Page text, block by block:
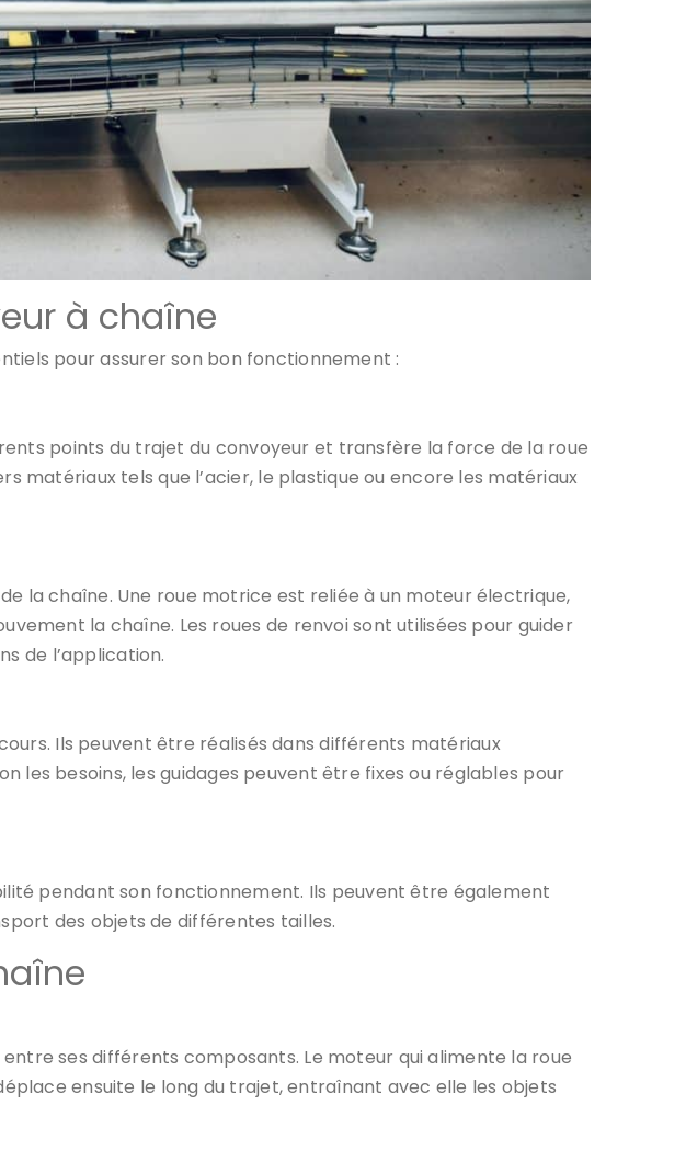
à chaîne
pour assurer son bon fonctionnement :
points du trajet du convoyeur et transfère la force de la roue
matériaux tels que l’acier, le plastique ou encore les matériaux
la chaîne. Une roue motrice est reliée à un moteur électrique,
la chaîne. Les roues de renvoi sont utilisées pour guider
de l’application.
Ils peuvent être réalisés dans différents matériaux
les besoins, les guidages peuvent être fixes ou réglables pour
pendant son fonctionnement. Ils peuvent être également
des objets de différentes tailles.
ses différents composants. Le moteur qui alimente la roue
ensuite le long du trajet, entraînant avec elle les objets